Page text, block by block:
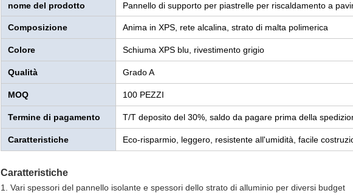
nome del prodotto Pannello di supporto per piastrelle per riscaldamento a
Composizione Anima in XPS, rete alcalina, strato di malta polimerica
Colore Schiuma XPS blu, rivestimento grigio
Qualità Grado A
MOQ 100 PEZZI
Termine di pagamento T/T deposito del 30%, saldo da pagare prima della
Caratteristiche Eco-risparmio, leggero, resistente all'umidità, facile
Caratteristiche
1. Vari spessori del pannello isolante e spessori dello strato di alluminio per diversi budget